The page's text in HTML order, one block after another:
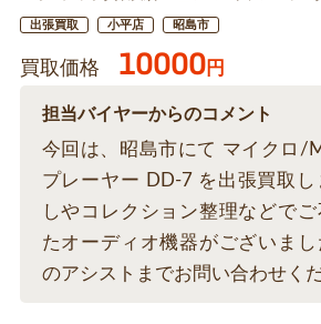
出張買取 小平店 昭島市
買取価格 10000円
担当バイヤーからのコメント
今回は、昭島市にて マイクロ/
プレーヤー DD-7 を出張買取
しやコレクション整理などで
たオーディオ機器がございま
のアシストまでお問い合わせくだ